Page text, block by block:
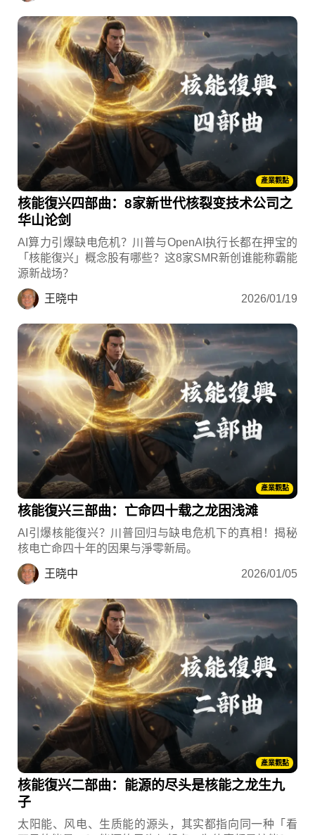
產業觀點
核能復兴四部曲：8家新世代核裂变技术公司之
华山论剑
AI算力引爆缺电危机？川普与OpenAI执行长都在押宝的
「核能復兴」概念股有哪些？这8家SMR新创谁能称霸能
源新战场？
王晓中 2026/01/19
產業觀點
核能復兴三部曲：亡命四十载之龙困浅滩
AI引爆核能復兴？川普回归与缺电危机下的真相！揭秘
核电亡命四十年的因果与淨零新局。
王晓中 2026/01/05
產業觀點
核能復兴二部曲：能源的尽头是核能之龙生九
子
太阳能、风电、生质能的源头，其实都指向同一种「看